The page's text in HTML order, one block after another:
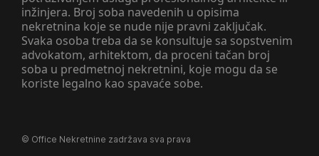
inžinjera. Broj soba navedenih u opisima
nekretnina koje se nude nije pravni zaključak.
Svaka osoba treba da se konsultuje sa sopstvenim
advokatom, arhitektom, da proceni tačan broj
soba u predmetnoj nekretnini, koje mogu da se
koriste legalno kao spavaće sobe.
© Office Nekretnine zadržava sva prava